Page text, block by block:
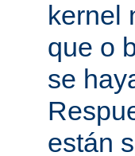
kernel
que o
se
están